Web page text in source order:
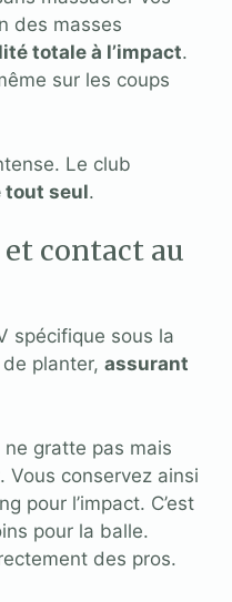
des masses
totale à l’impact.
sur les coups
Le club
tout seul.
et contact au
spécifique sous la
planter, assurant
gratte pas mais
Vous conservez ainsi
pour l’impact. C’est
pour la balle.
des pros.